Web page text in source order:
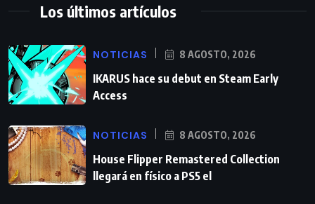
Los últimos artículos
NOTICIAS 8 AGOSTO, 2026
IKARUS hace su debut en Steam Early
Access
NOTICIAS 8 AGOSTO, 2026
House Flipper Remastered Collection
llegará en físico a PS5 el